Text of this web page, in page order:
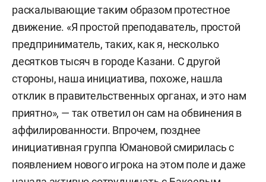
раскалывающие таким образом протестное
движение. «Я простой преподаватель, простой
предприниматель, таких, как я, несколько
десятков тысяч в городе Казани. С другой
стороны, наша инициатива, похоже, нашла
отклик в правительственных органах, и это нам
приятно», — так ответил он сам на обвинения в
аффилированности. Впрочем, позднее
инициативная группа Юмановой смирилась с
появлением нового игрока на этом поле и даже